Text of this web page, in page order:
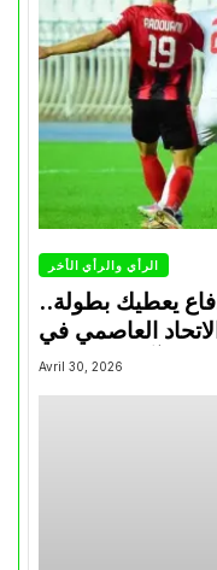
الرأي والرأي الأخر
يعطيك بطولة..
العاصمي في
آخر السنوات
Avril 30, 2026